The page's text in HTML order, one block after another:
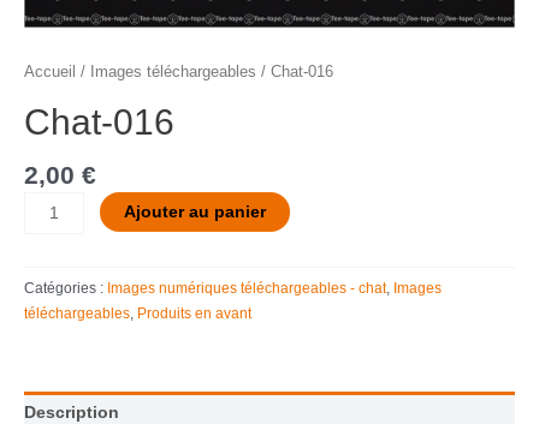
Accueil / Images téléchargeables / Chat-016
Chat-016
2,00 €
Ajouter au panier
Catégories : Images numériques téléchargeables - chat, Images
téléchargeables Produits en avant
Description